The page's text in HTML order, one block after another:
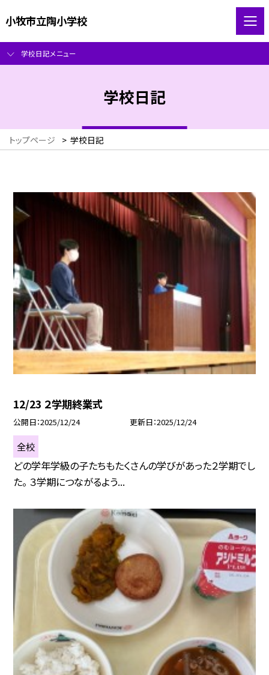
小牧市立陶小学校
学校日記メニュー
学校日記
トップページ > 学校日記
12/23 ２学期終業式
公開日 2025/12/24 更新日 2025/12/24
全校
どの学年学級の子たちもたくさんの学びがあった２学期でし
た。 ３学期につながるよう...